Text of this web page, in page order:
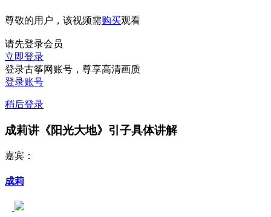
尊敬的用户，该视频需购买观看
请先登录会员
立即登录
登录古筝网账号，尊享高清画质
登录账号
稍后登录
成莉讲《阳光大地》引子具体讲解
嘉宾：
成莉